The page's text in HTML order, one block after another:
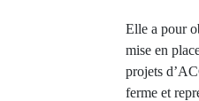
Elle a pour
mise en
projets
ferme et